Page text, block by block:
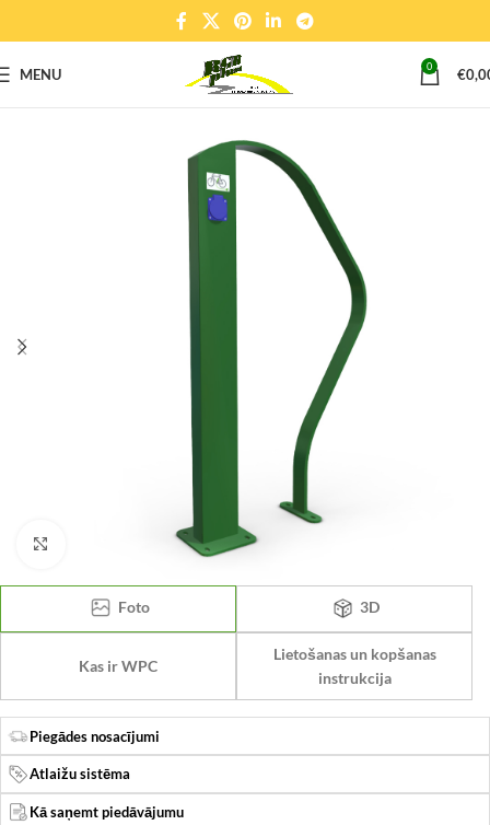
MENU 0 €
Foto 3D
Kas ir WPC
Lietošanas un kopšanas
instrukcija
Piegādes nosacījumi
Atlaižu sistēma
Kā saņemt piedāvājumu